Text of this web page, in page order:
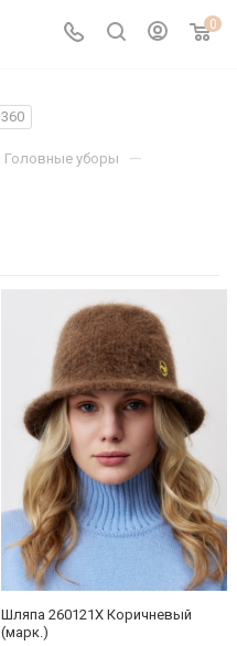
0
360
Головные уборы —
Шляпа 260121X Коричневый
(марк.)